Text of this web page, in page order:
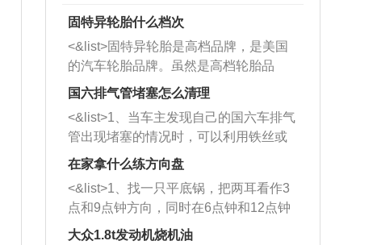
固特异轮胎什么档次
<&list>固特异轮胎是高档品牌，是美国
的汽车轮胎品牌。虽然是高档轮胎品
牌，但是中高低端的轮胎都有生产，这
也是为了更好的开拓市场。
国六排气管堵塞怎么清理
<&list>1、当车主发现自己的国六车排气
管出现堵塞的情况时，可以利用铁丝或
者是细棍，直接将杂物给取出来，如果
堵塞情况比较严重，也可以采取应急措
施。 <&list>2、直接利用木棍将所有的
杂物推到排气管里面的位置处，然后将
三元催化器拆解开，就可以将堵塞的东
在家拿什么练方向盘
<&list>1、找一只平底锅，把两耳看作3
点和9点钟方向，同时在6点钟和12点钟
方向做一个标记。 <&list>2、双手握住
大众1.8t发动机烧机油